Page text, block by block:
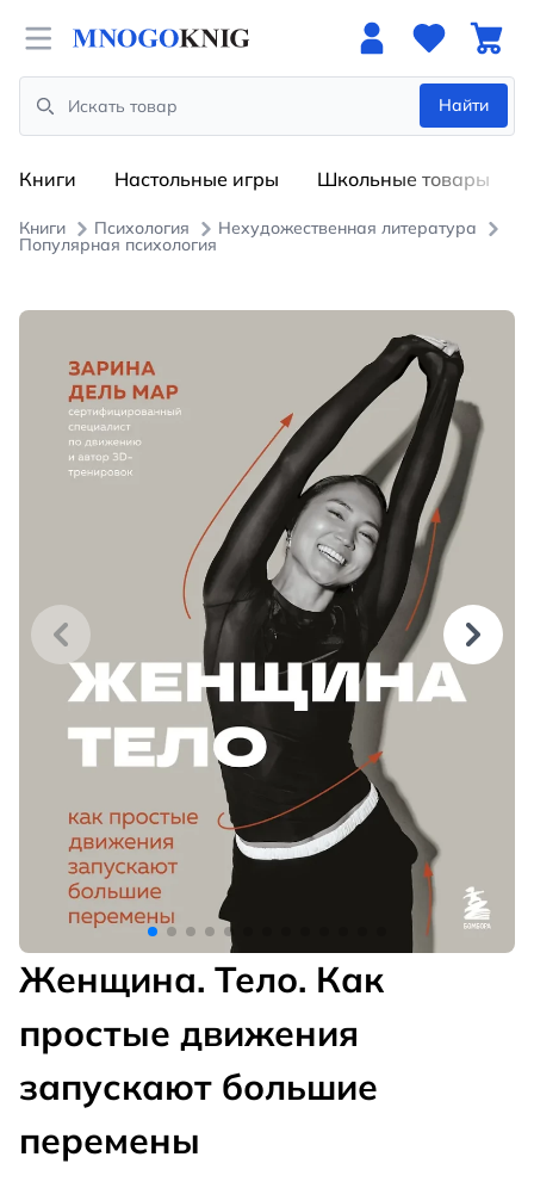
Open menu
Search
Найти
Книги Настольные игры Школьные товары
Книги Психология Нехудожественная литература
Популярная психология
Женщина. Тело. Как
простые движения
запускают большие
перемены